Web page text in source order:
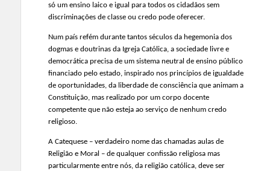
só um ensino laico e igual para todos os cidadãos sem
discriminações de classe ou credo pode oferecer.
Num país refém durante tantos séculos da hegemonia dos
dogmas e doutrinas da Igreja Católica, a sociedade livre e
democrática precisa de um sistema neutral de ensino público
financiado pelo estado, inspirado nos princípios de igualdade
de oportunidades, da liberdade de consciência que animam a
Constituição, mas realizado por um corpo docente
competente que não esteja ao serviço de nenhum credo
religioso.
A Catequese – verdadeiro nome das chamadas aulas de
Religião e Moral – de qualquer confissão religiosa mas
particularmente entre nós, da religião católica, deve ser